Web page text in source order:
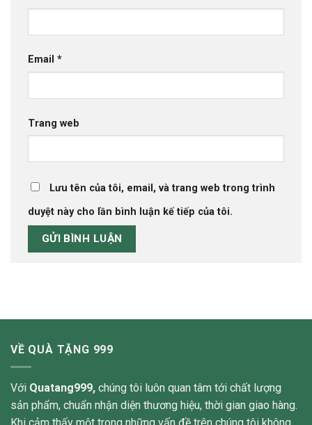
Email *
Trang web
Lưu tên của tôi, email, và trang web trong trình
duyệt này cho lần bình luận kế tiếp của tôi.
VỀ QUÀ TẶNG 999
Với Quatang999, chúng tôi luôn quan tâm tới chất lượng
sản phẩm, chuẩn nhận diện thương hiệu, thời gian giao hàng.
Khi cảm thấy một trong những vấn đề trên chúng tôi không